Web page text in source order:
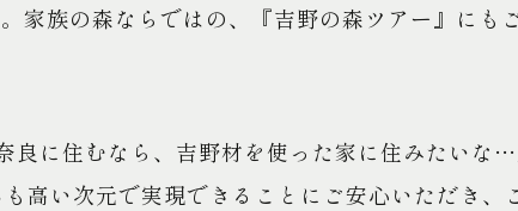
家族の森ならではの、『吉野の森ツアー』にも
に住むなら、吉野材を使った家に住みたいな…
も高い次元で実現できることにご安心いただき、